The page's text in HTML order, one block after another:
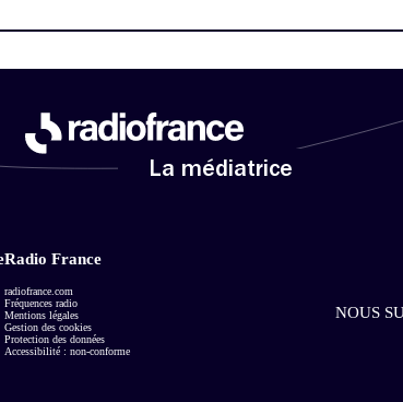
La médiatrice
Radio France
radiofrance.com
Fréquences radio
Mentions légales
Gestion des cookies
Protection des données
Accessibilité : non-conforme
NOUS